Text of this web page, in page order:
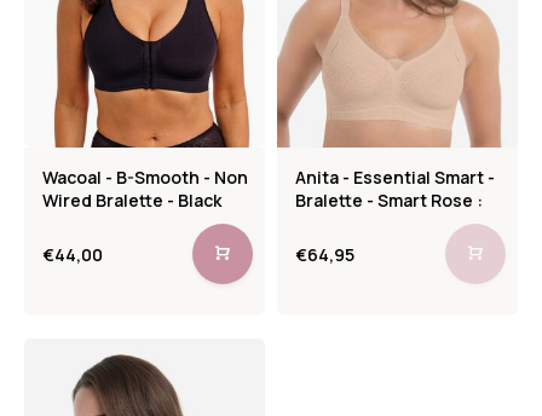
Wacoal - B-Smooth - Non
Wired Bralette - Black
€44,00
Anita - Essential Smart -
Bralette - Smart Rose :
€64,95